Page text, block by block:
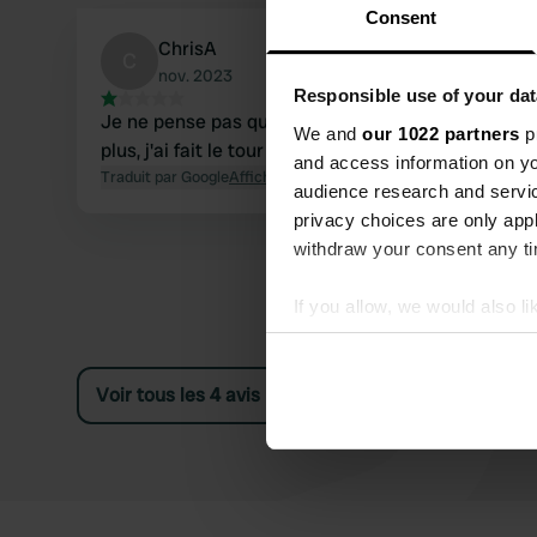
Consent
Responsible use of your
We and our 1022 partners
and access information on
audience research and
privacy choices are only
withdraw your consent any
If you allow, we would also
Collect information
Find out more about how
ChrisA
nov. 2023
Je ne pense pas que ce camping-car existe
plus, j'ai fait le tour du village mais aucun signe.
Traduit par GoogleAfficher l'original
Voir tous les 4 avis